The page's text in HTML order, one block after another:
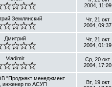
2004, 11:09
Землянский
Чт, 21 окт
2004, 09:37
Дмитрий
Чт, 21 окт
2004, 01:19
Vladimir
Ср, 20 окт
2004, 17:20
"Проджект менеджмент
инженер по АСУП
Вт, 19 окт